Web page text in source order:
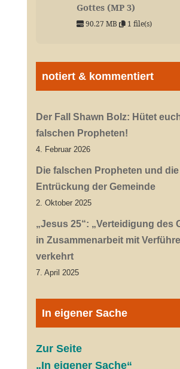
Gottes (MP 3)
90.27 MB 1 file(s)
notiert & kommentiert
Der Fall Shawn Bolz: Hütet
falschen Propheten!
4. Februar 2026
Die falschen Propheten und die
Entrückung der Gemeinde
2. Oktober 2025
„Jesus 25“: „Verteidigung des
in Zusammenarbeit mit
verkehrt
7. April 2025
In eigener Sache
Zur Seite
„In eigener Sache“